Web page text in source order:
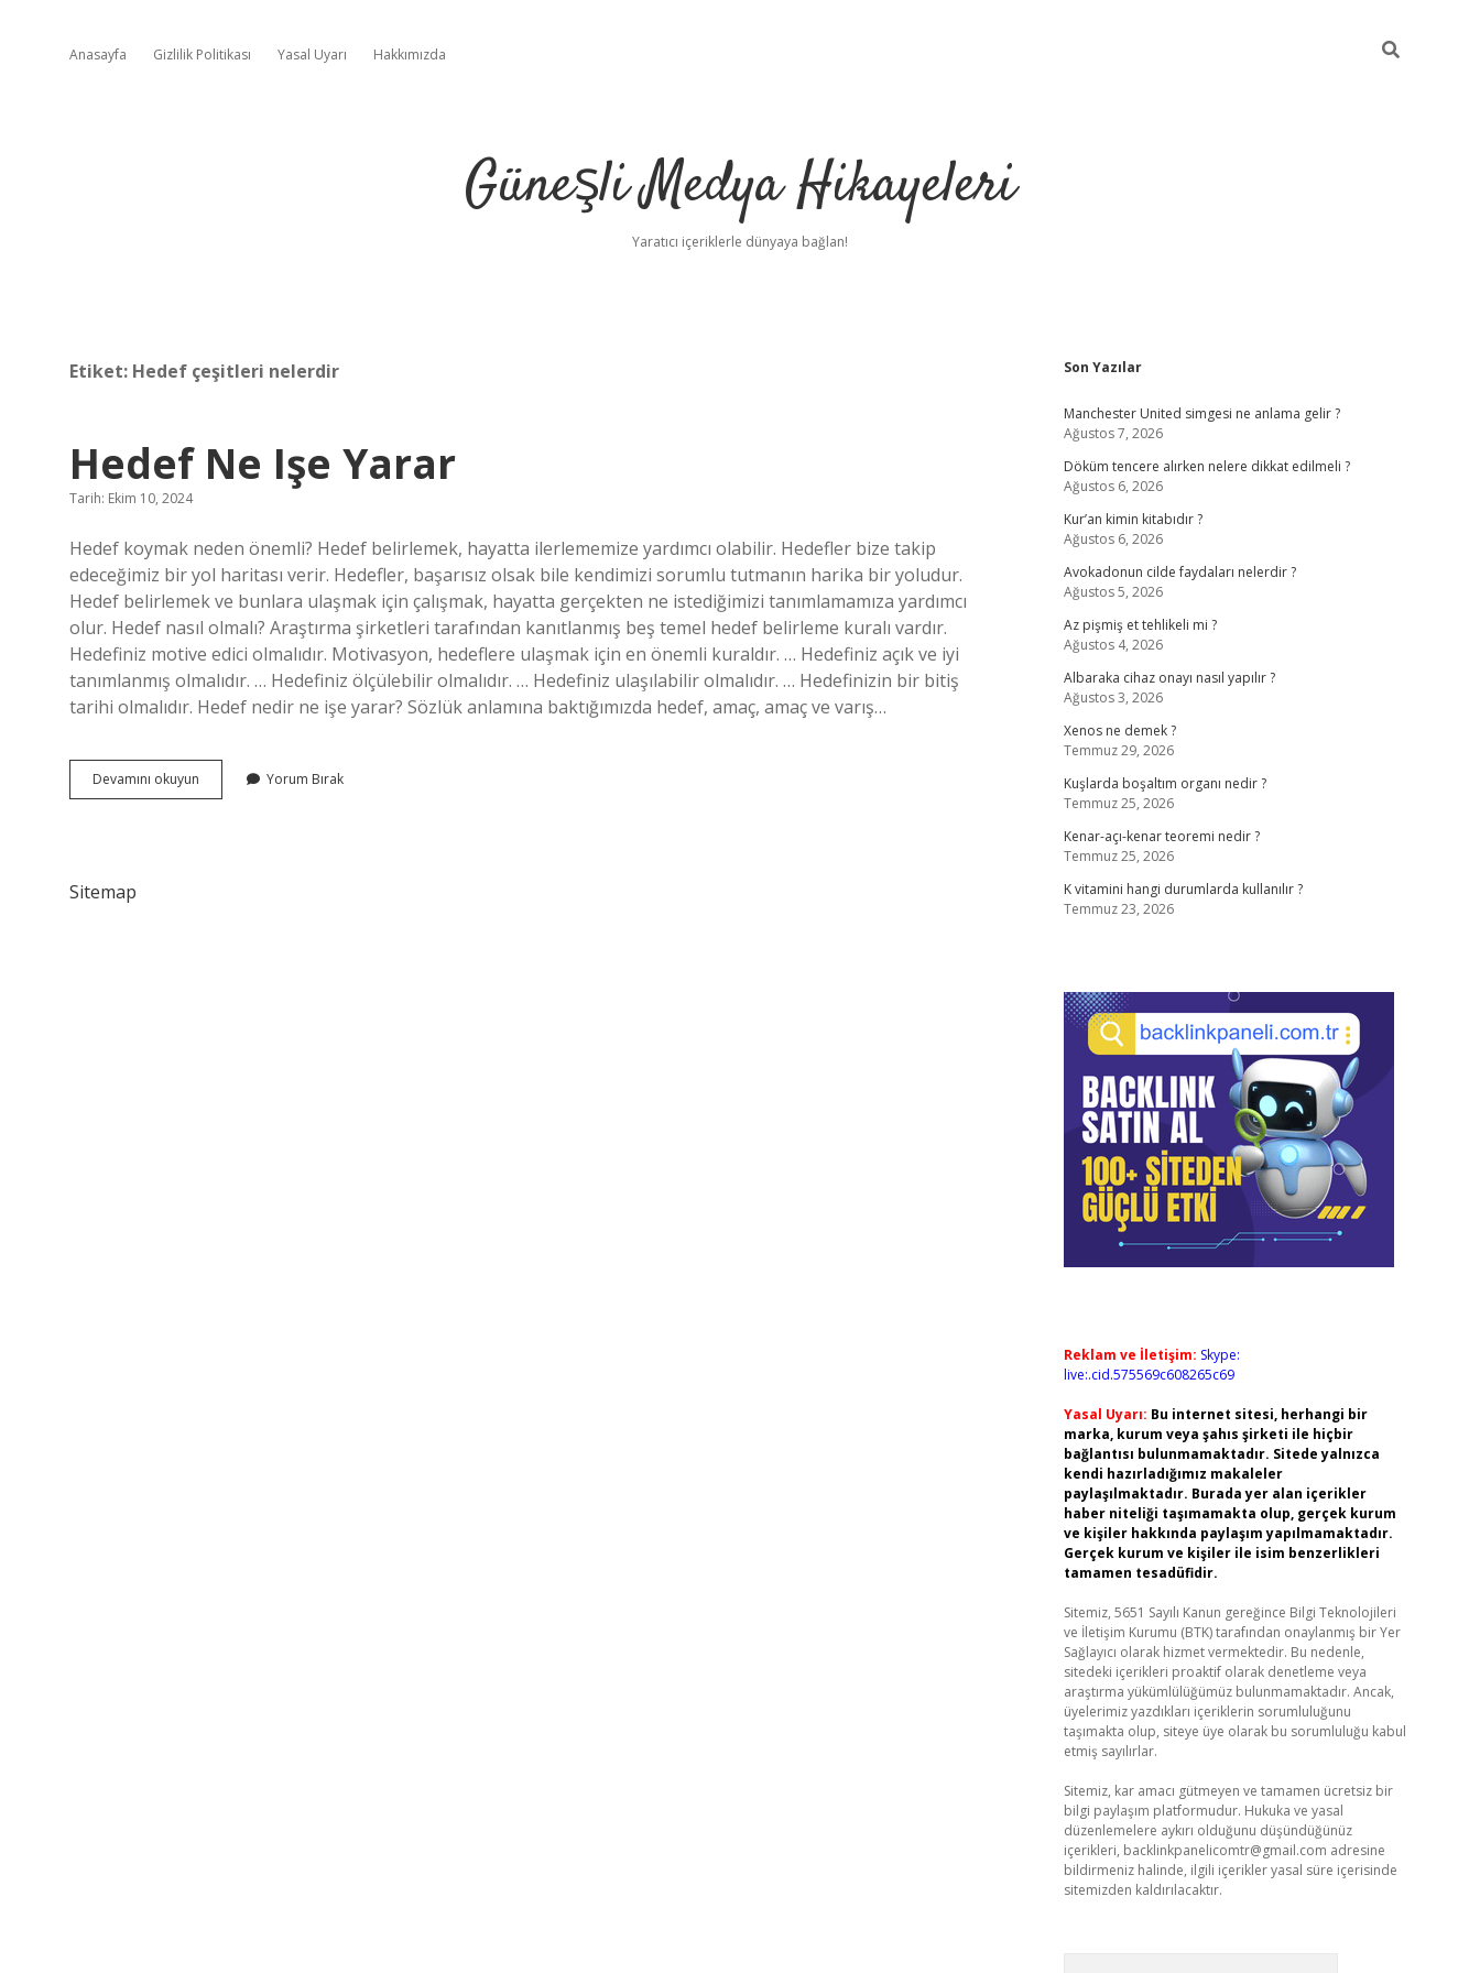
Anasayfa Gizlilik Politikası Yasal Uyarı Hakkımızda
Güneşli Medya Hikayeleri
Yaratıcı içeriklerle dünyaya bağlan!
Etiket: Hedef çeşitleri nelerdir
Hedef Ne Işe Yarar
Tarih: Ekim 10, 2024
Hedef koymak neden önemli? Hedef belirlemek, hayatta ilerlememize yardımcı olabilir. Hedefler bize takip
edeceğimiz bir yol haritası verir. Hedefler, başarısız olsak bile kendimizi sorumlu tutmanın harika bir yoludur.
Hedef belirlemek ve bunlara ulaşmak için çalışmak, hayatta gerçekten ne istediğimizi tanımlamamıza yardımcı
olur. Hedef nasıl olmalı? Araştırma şirketleri tarafından kanıtlanmış beş temel hedef belirleme kuralı vardır.
Hedefiniz motive edici olmalıdır. Motivasyon, hedeflere ulaşmak için en önemli kuraldır. … Hedefiniz açık ve iyi
tanımlanmış olmalıdır. … Hedefiniz ölçülebilir olmalıdır. … Hedefiniz ulaşılabilir olmalıdır. … Hedefinizin bir bitiş
tarihi olmalıdır. Hedef nedir ne işe yarar? Sözlük anlamına baktığımızda hedef, amaç, amaç ve varış…
Devamını okuyun
Ne
Yorum Bırak
Sitemap
Sidebar
Son Yazılar
Manchester United simgesi ne anlama gelir ?
Ağustos 7, 2026
Döküm tencere alırken nelere dikkat edilmeli ?
Ağustos 6, 2026
Kur’an kimin kitabıdır ?
Ağustos 6, 2026
Avokadonun cilde faydaları nelerdir ?
Ağustos 5, 2026
Az pişmiş et tehlikeli mi ?
Ağustos 4, 2026
Albaraka cihaz onayı nasıl yapılır ?
Ağustos 3, 2026
Xenos ne demek ?
Temmuz 29, 2026
Kuşlarda boşaltım organı nedir ?
Temmuz 25, 2026
Kenar-açı-kenar teoremi nedir ?
Temmuz 25, 2026
K vitamini hangi durumlarda kullanılır ?
Temmuz 23, 2026
Reklam ve İletişim: Skype:
live:.cid.575569c608265c69
Yasal Uyarı: Bu internet sitesi, herhangi bir
marka, kurum veya şahıs şirketi ile hiçbir
bağlantısı bulunmamaktadır. Sitede yalnızca
kendi hazırladığımız makaleler
paylaşılmaktadır. Burada yer alan içerikler
haber niteliği taşımamakta olup, gerçek kurum
ve kişiler hakkında paylaşım yapılmamaktadır.
Gerçek kurum ve kişiler ile isim benzerlikleri
tamamen tesadüfidir.
Sitemiz, 5651 Sayılı Kanun gereğince Bilgi Teknolojileri
ve İletişim Kurumu (BTK) tarafından onaylanmış bir Yer
Sağlayıcı olarak hizmet vermektedir. Bu nedenle,
sitedeki içerikleri proaktif olarak denetleme veya
araştırma yükümlülüğümüz bulunmamaktadır. Ancak,
üyelerimiz yazdıkları içeriklerin sorumluluğunu
taşımakta olup, siteye üye olarak bu sorumluluğu kabul
etmiş sayılırlar.
Sitemiz, kar amacı gütmeyen ve tamamen ücretsiz bir
bilgi paylaşım platformudur. Hukuka ve yasal
düzenlemelere aykırı olduğunu düşündüğünüz
içerikleri, backlinkpanelicomtr@gmail.com adresine
bildirmeniz halinde, ilgili içerikler yasal süre içerisinde
sitemizden kaldırılacaktır.